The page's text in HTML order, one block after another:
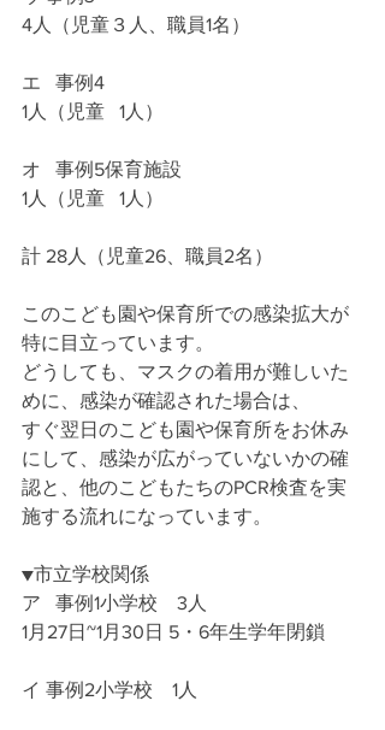
4人（児童３人、職員1名）
エ   事例4
1人（児童   1人）
オ   事例5保育施設
1人（児童   1人）
計 28人（児童26、職員2名）
このこども園や保育所での感染拡大が
特に目立っています。
どうしても、マスクの着用が難しいた
めに、感染が確認された場合は、
すぐ翌日のこども園や保育所をお休み
にして、感染が広がっていないかの確
認と、他のこどもたちのPCR検査を実
施する流れになっています。
▼市立学校関係
ア   事例1小学校　3人
1月27日~1月30日 5・6年生学年閉鎖
イ 事例2小学校　1人